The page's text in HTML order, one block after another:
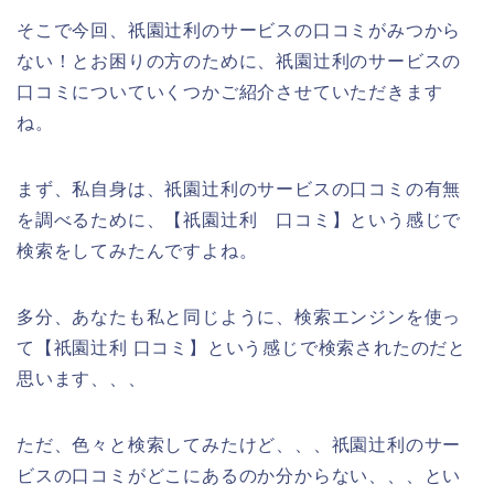
そこで今回、祇園辻利のサービスの口コミがみつから
ない！とお困りの方のために、祇園辻利のサービスの
口コミについていくつかご紹介させていただきます
ね。
まず、私自身は、祇園辻利のサービスの口コミの有無
を調べるために、【祇園辻利 口コミ】という感じで
検索をしてみたんですよね。
多分、あなたも私と同じように、検索エンジンを使っ
て【祇園辻利 口コミ】という感じで検索されたのだと
思います、、、
ただ、色々と検索してみたけど、、、祇園辻利のサー
ビスの口コミがどこにあるのか分からない、、、とい